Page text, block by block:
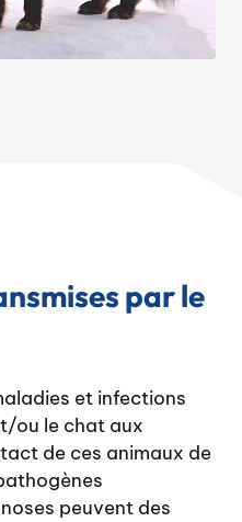
par le
et infections
ou le chat aux
de ces animaux de
peuvent des